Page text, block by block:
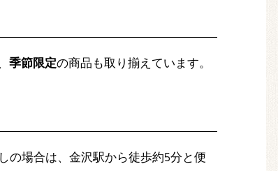
季節限定の商品も取り揃えています。
の場合は、金沢駅から徒歩約5分と便